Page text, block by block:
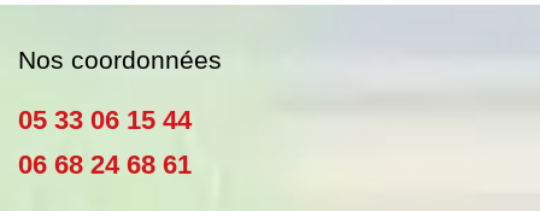
Nos coordonnées
05 33 06 15 44
06 68 24 68 61